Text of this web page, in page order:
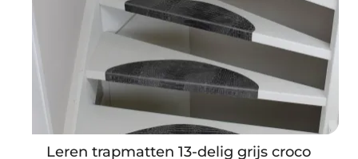
Leren trapmatten 13-delig grijs croco